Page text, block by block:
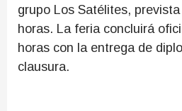
grupo Los Satélites,
horas. La feria concluirá
horas con la entrega de
clausura.